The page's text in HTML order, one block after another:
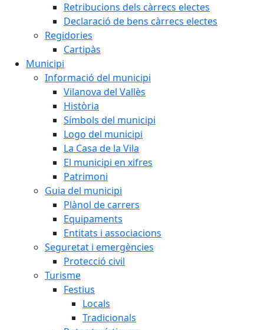
Retribucions dels càrrecs electes
Declaració de bens càrrecs electes
Regidories
Cartipàs
Municipi
Informació del municipi
Vilanova del Vallès
Història
Símbols del municipi
Logo del municipi
La Casa de la Vila
El municipi en xifres
Patrimoni
Guia del municipi
Plànol de carrers
Equipaments
Entitats i associacions
Seguretat i emergències
Protecció civil
Turisme
Festius
Locals
Tradicionals